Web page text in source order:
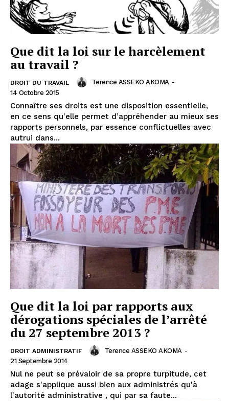
Que dit la loi sur le harcèlement
au travail ?
DROIT DU TRAVAIL Terence ASSEKO AKOMA -
14 Octobre 2015
Connaître ses droits est une disposition essentielle,
en ce sens qu'elle permet d’appréhender au mieux ses
rapports personnels, par essence conflictuelles avec
autrui dans...
Que dit la loi par rapports aux
dérogations spéciales de l’arrêté
du 27 septembre 2013 ?
DROIT ADMINISTRATIF Terence ASSEKO AKOMA -
21 Septembre 2014
Nul ne peut se prévaloir de sa propre turpitude, cet
adage s'applique aussi bien aux administrés qu'à
l'autorité administrative , qui par sa faute...